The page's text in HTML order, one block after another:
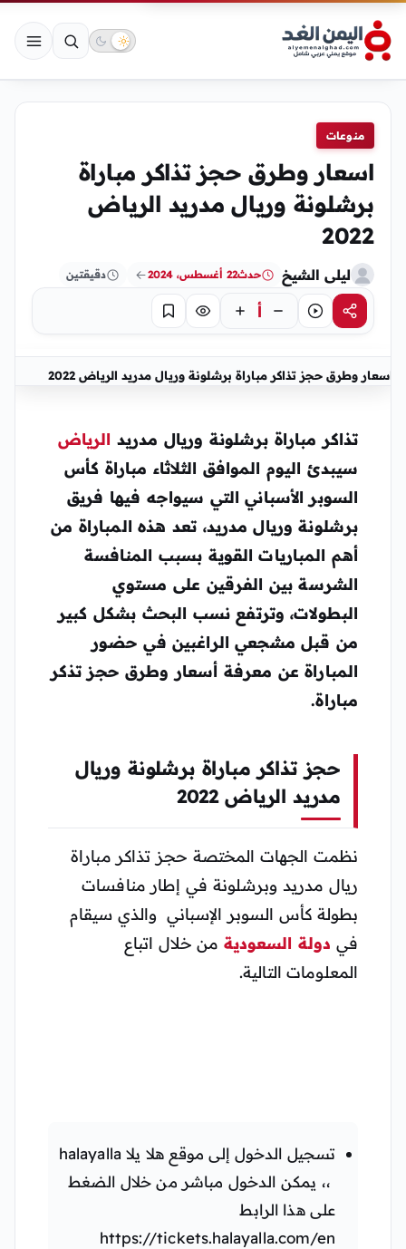
منوعات
اسعار وطرق حجز تذاكر مباراة
برشلونة وريال مدريد الرياض
2022
ليلى الشيخ حدث22 أغسطس، 2024 دقيقتين
مشاركةاستماع أ تركيز حفظ
اسعار وطرق حجز تذاكر مباراة برشلونة وريال مدريد الرياض 2022
تذاكر مباراة برشلونة وريال مدريد الرياض
سيبدئ اليوم الموافق الثلاثاء مباراة كأس
السوبر الأسباني التي سيواجه فيها فريق
برشلونة وريال مدريد، تعد هذه المباراة من
أهم المباريات القوية بسبب المنافسة
الشرسة بين الفرقين على مستوي
البطولات، وترتفع نسب البحث بشكل كبير
من قبل مشجعي الراغبين في حضور
المباراة عن معرفة أسعار وطرق حجز تذكر
مباراة.
حجز تذاكر مباراة برشلونة وريال
مدريد الرياض 2022
نظمت الجهات المختصة حجز تذاكر مباراة
ريال مدريد وبرشلونة في إطار منافسات
بطولة كأس السوبر الإسباني والذي سيقام
في دولة السعودية من خلال اتباع
المعلومات التالية.
تسجيل الدخول إلى موقع هلا يلا halayalla
،، يمكن الدخول مباشر من خلال الضغط
على هذا الرابط
https://tickets.halayalla.com/en